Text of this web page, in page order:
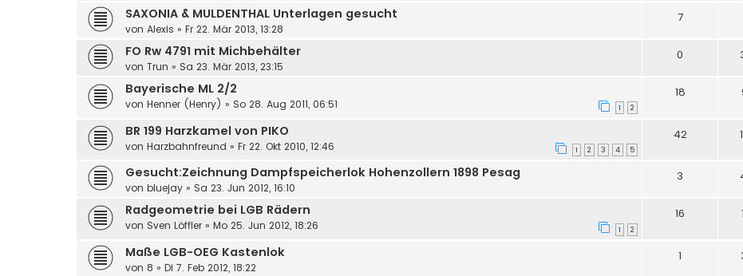
SAXONIA & MULDENTHAL Unterlagen gesucht
von Alexis » Fr 22. Mär 2013, 13:28
7
FO Rw 4791 mit Michbehälter
von Trun » Sa 23. Mär 2013, 23:15
0
Bayerische ML 2/2
von Henner (Henry) » So 28. Aug 2011, 06:51 1 2
18
BR 199 Harzkamel von PIKO
von Harzbahnfreund » Fr 22. Okt 2010, 12:46 1 2 3 4 5
42
Gesucht:Zeichnung Dampfspeicherlok Hohenzollern 1898 Pesag
von bluejay » Sa 23. Jun 2012, 16:10
3
Radgeometrie bei LGB Rädern
von Sven Löffler » Mo 25. Jun 2012, 18:26 1 2
16
Maße LGB-OEG Kastenlok
von 8 » Di 7. Feb 2012, 18:22
1